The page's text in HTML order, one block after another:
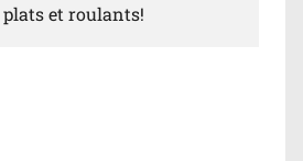
et roulants!